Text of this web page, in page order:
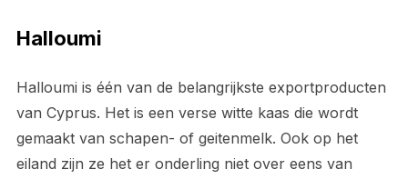
Halloumi
Halloumi is één van de belangrijkste exportproducten
van Cyprus. Het is een verse witte kaas die wordt
gemaakt van schapen- of geitenmelk. Ook op het
eiland zijn ze het er onderling niet over eens van